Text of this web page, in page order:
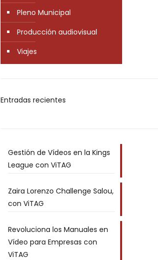
Pleno Municipal
Producción audiovisual
Viajes
Entradas recientes
Gestión de Vídeos en la Kings
League con ViTAG
Zaira Lorenzo Challenge Salou,
con ViTAG
Revoluciona los Manuales en
Vídeo para Empresas con
ViTAG